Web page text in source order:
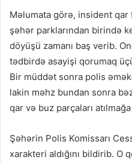
Məlumata görə, insident qar
şəhər parklarından birində
döyüşü zamanı baş verib.
tədbirdə asayişi qorumaq
Bir müddət sonra polis
lakin məhz bundan sonra
qar və buz parçaları
Şəhərin Polis Komissarı
xarakteri aldığını bildirib.